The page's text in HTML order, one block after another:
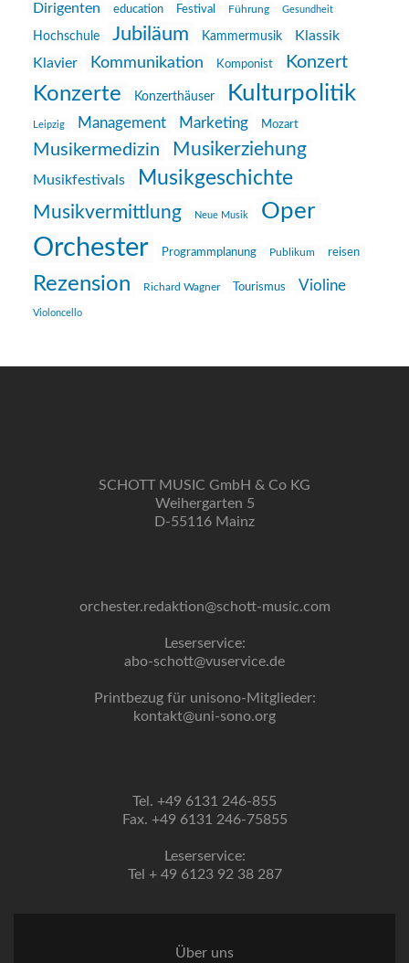
Dirigenten education Festival Führung Gesundheit
Hochschule Jubiläum Kammermusik
Klassik
Klavier
Kommunikation Komponist Konzert
Konzerte Konzerthäuser Kulturpolitik
Leipzig Management Marketing Mozart
Musikermedizin Musikerziehung
Musikfestivals Musikgeschichte
Musikvermittlung Neue Musik Oper
Orchester Programmplanung Publikum reisen
Rezension Richard Wagner Tourismus Violine
Violoncello
SCHOTT MUSIC GmbH & Co KG
Weihergarten 5
D-55116 Mainz
orchester.redaktion@schott-music.com
Leserservice:
abo-schott@vuservice.de
Printbezug für unisono-Mitglieder:
kontakt@uni-sono.org
Tel. +49 6131 246-855
Fax. +49 6131 246-75855
Leserservice:
Tel + 49 6123 92 38 287
Über uns